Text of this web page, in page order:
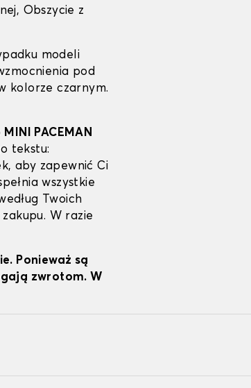
Obszycie z
modeli
pod
kolorze czarnym.
MINI PACEMAN
tekstu:
aby zapewnić Ci
wszystkie
Twoich
W razie
Ponieważ są
zwrotom. W